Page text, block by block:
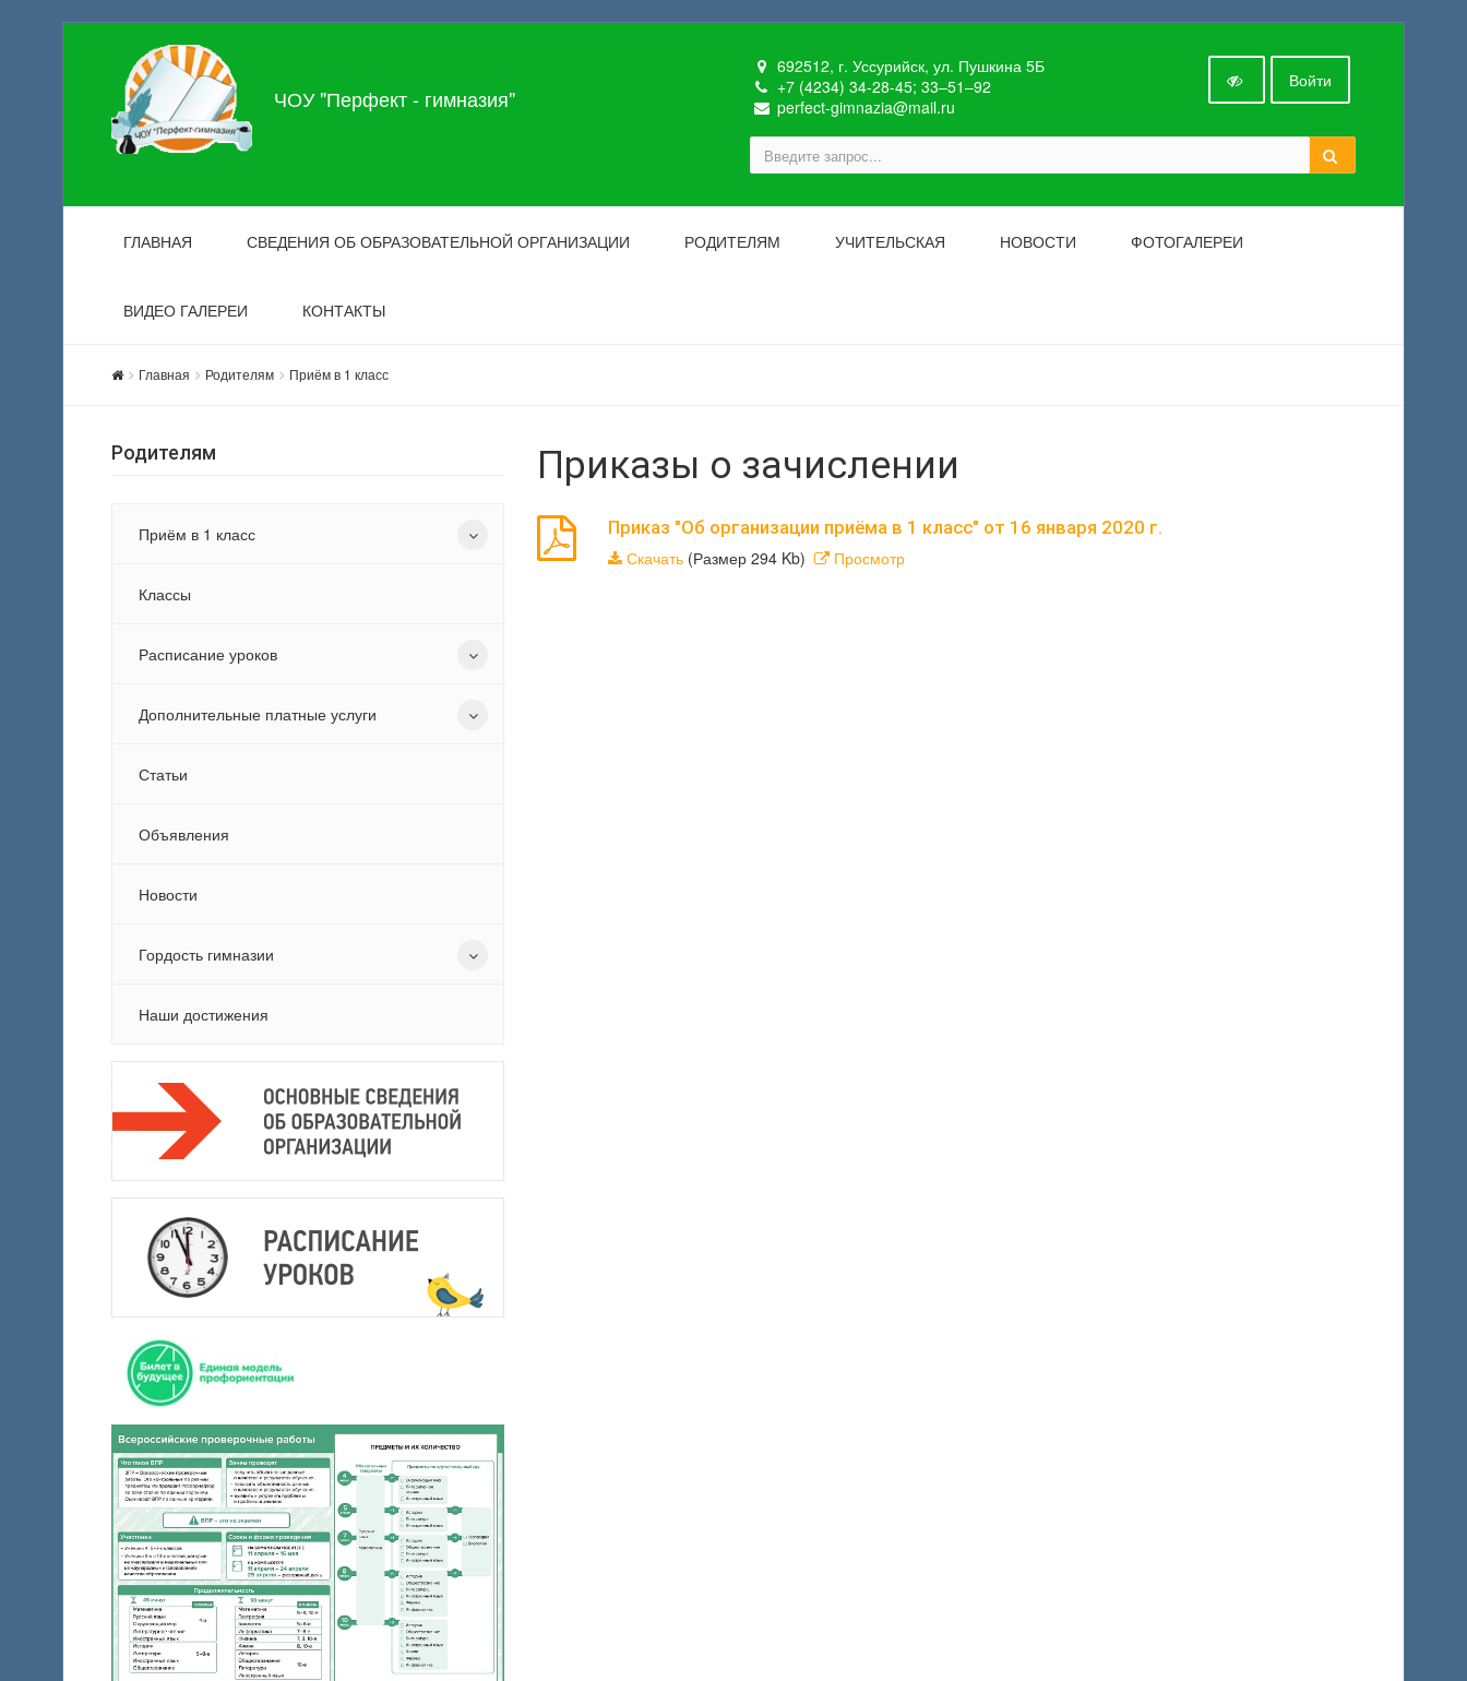
ЧОУ "Перфект - гимназия"
692512, г. Уссурийск, ул. Пушкина 5Б
+7 (4234) 34-28-45; 33‒51‒92
perfect-gimnazia@mail.ru
Войти
ГЛАВНАЯ СВЕДЕНИЯ ОБ ОБРАЗОВАТЕЛЬНОЙ ОРГАНИЗАЦИИ РОДИТЕЛЯМ УЧИТЕЛЬСКАЯ НОВОСТИ ФОТОГАЛЕРЕИ
ВИДЕО ГАЛЕРЕИ КОНТАКТЫ
Главная Родителям Приём в 1 класс
Родителям
Приём в 1 класс
Классы
Расписание уроков
Дополнительные платные услуги
Статьи
Объявления
Новости
Гордость гимназии
Наши достижения
Приказы о зачислении
Приказ "Об организации приёма в 1 класс" от 16 января 2020 г.
Скачать(Размер 294 Kb) Просмотр